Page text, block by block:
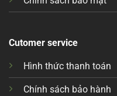
Cutomer service
Hình thức thanh toán
Chính sách bảo hành